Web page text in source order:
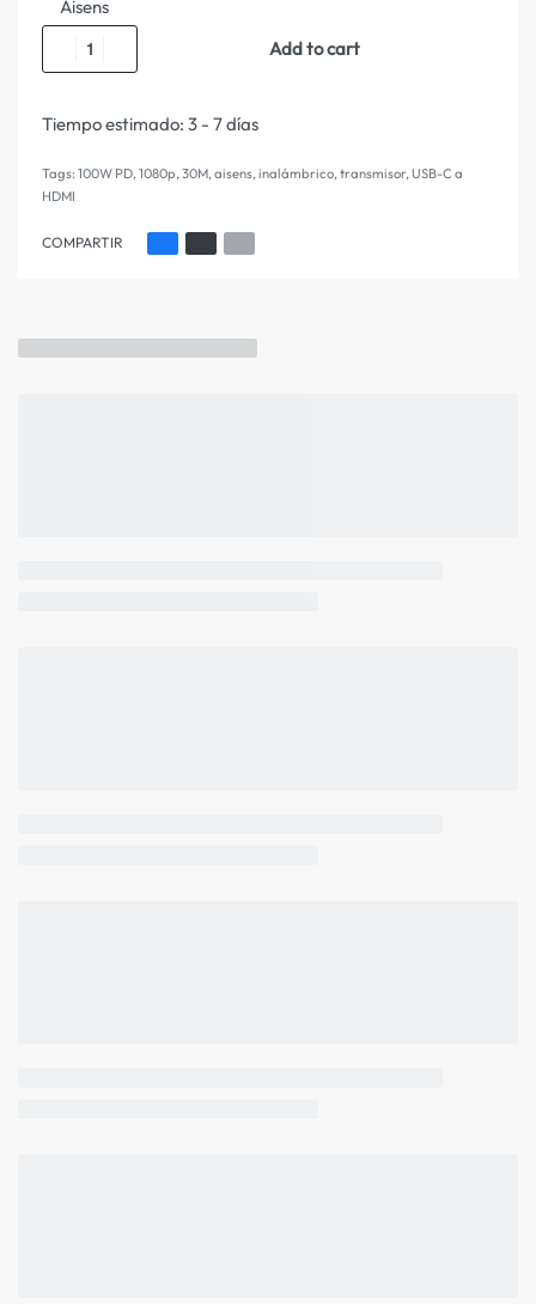
Aisens
Add to cart
Tiempo estimado: 3 - 7 días
Tags: 100W PD,1080p,30M,aisens,inalámbrico,transmisor,USB-C a
HDMI
COMPARTIR